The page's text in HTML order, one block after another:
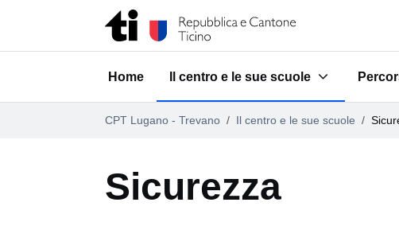
Vai al contenuto della pagina
Home Il centro e le sue scuole
Submenu for "Il centro e le sue
CPT Lugano - Trevano Il centro e le sue scuole
Sicurezza